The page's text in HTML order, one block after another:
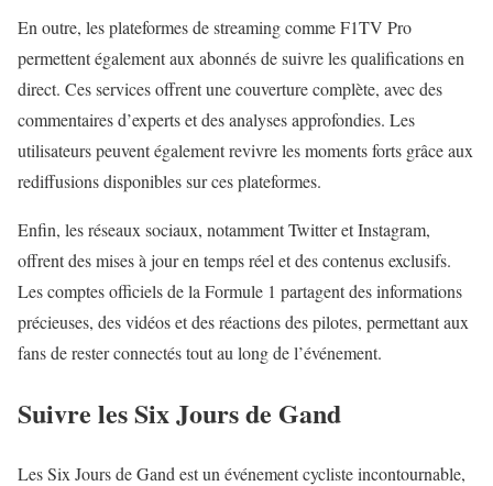
En outre, les plateformes de streaming comme F1TV Pro
permettent également aux abonnés de suivre les qualifications en
direct. Ces services offrent une couverture complète, avec des
commentaires d’experts et des analyses approfondies. Les
utilisateurs peuvent également revivre les moments forts grâce aux
rediffusions disponibles sur ces plateformes.
Enfin, les réseaux sociaux, notamment Twitter et Instagram,
offrent des mises à jour en temps réel et des contenus exclusifs.
Les comptes officiels de la Formule 1 partagent des informations
précieuses, des vidéos et des réactions des pilotes, permettant aux
fans de rester connectés tout au long de l’événement.
Suivre les Six Jours de Gand
Les Six Jours de Gand est un événement cycliste incontournable,